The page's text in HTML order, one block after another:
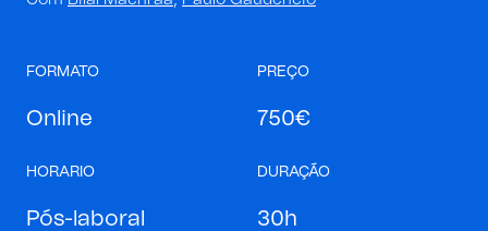
FORMATO
Online
PREÇO
750€
HORARIO
Pós-laboral
DURAÇÃO
30h